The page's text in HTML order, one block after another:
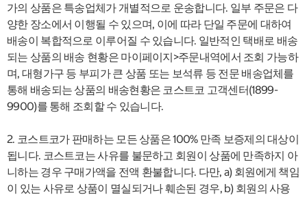
가의 상품은 특송업체가 개별적으로 운송합니다. 일부 주문은 다
양한 장소에서 이행될 수 있으며, 이에 따라 단일 주문에 대하여
배송이 복합적으로 이루어질 수 있습니다. 일반적인 택배로 배송
되는 상품의 배송 현황은 마이페이지>주문내역에서 조회 가능하
며, 대형가구 등 부피가 큰 상품 또는 보석류 등 전문 배송업체를
통해 배송되는 상품의 배송현황은 코스트코 고객센터(1899-
9900)를 통해 조회할 수 있습니다.
2. 코스트코가 판매하는 모든 상품은 100% 만족 보증제의 대상이
됩니다. 코스트코는 사유를 불문하고 회원이 상품에 만족하지 아
니하는 경우 구매가액을 전액 환불합니다. 다만, a) 회원에게 책임
이 있는 사유로 상품이 멸실되거나 훼손된 경우, b) 회원의 사용